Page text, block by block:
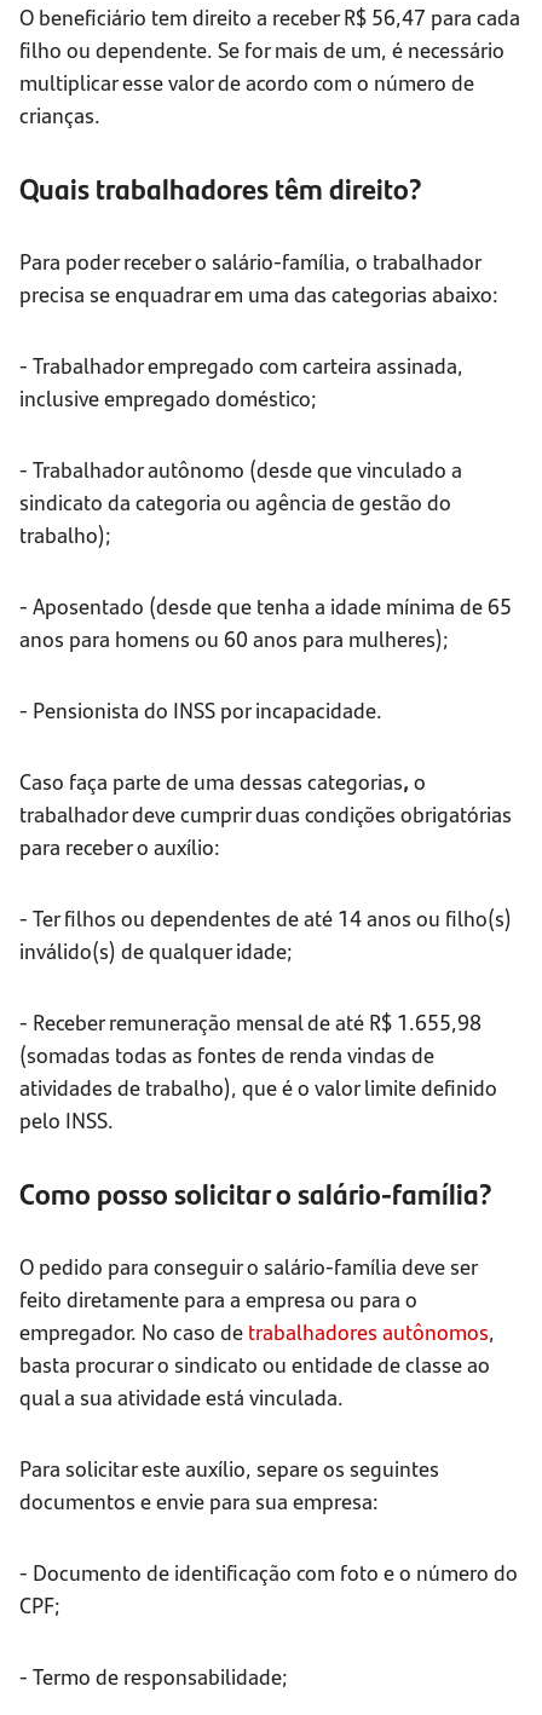
O beneficiário tem direito a receber R$ 56,47 para cada
filho ou dependente. Se for mais de um, é necessário
multiplicar esse valor de acordo com o número de
crianças.
Quais trabalhadores têm direito?
Para poder receber o salário-família, o trabalhador
precisa se enquadrar em uma das categorias abaixo:
- Trabalhador empregado com carteira assinada,
inclusive empregado doméstico;
- Trabalhador autônomo (desde que vinculado a
sindicato da categoria ou agência de gestão do
trabalho);
- Aposentado (desde que tenha a idade mínima de 65
anos para homens ou 60 anos para mulheres);
- Pensionista do INSS por incapacidade.
Caso faça parte de uma dessas categorias, o
trabalhador deve cumprir duas condições obrigatórias
para receber o auxílio:
- Ter filhos ou dependentes de até 14 anos ou filho(s)
inválido(s) de qualquer idade;
- Receber remuneração mensal de até R$ 1.655,98
(somadas todas as fontes de renda vindas de
atividades de trabalho), que é o valor limite definido
pelo INSS.
Como posso solicitar o salário-família?
O pedido para conseguir o salário-família deve ser
feito diretamente para a empresa ou para o
empregador. No caso de trabalhadores autônomos,
basta procurar o sindicato ou entidade de classe ao
qual a sua atividade está vinculada.
Para solicitar este auxílio, separe os seguintes
documentos e envie para sua empresa:
- Documento de identificação com foto e o número do
CPF;
- Termo de responsabilidade;